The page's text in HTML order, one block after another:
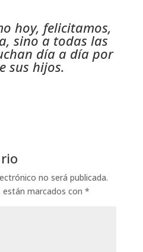
hoy, felicitamos,
sino a todas las
día a día por
sus hijos.
no será publicada.
marcados con *